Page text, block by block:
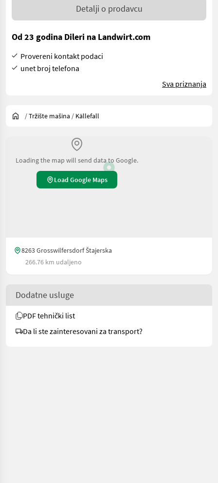
Detalji o prodavcu
Od 23 godina Dileri na Landwirt.com
Provereni kontakt podaci
unet broj telefona
Sva priznanja
/Tržište mašina / Källefall
Loading the map will send data to Google.
Load Google Maps
8263 Grosswilfersdorf Štajerska
266.76 km udaljeno
Dodatne usluge
PDF tehnički list
Da li ste zainteresovani za transport?